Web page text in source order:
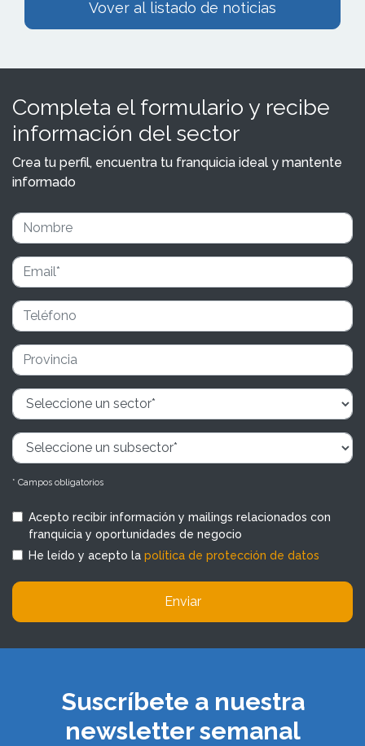
Vover al listado de noticias
Completa el formulario y recibe
información del sector
Crea tu perfil, encuentra tu franquicia ideal y mantente
informado
* Campos obligatorios
Acepto recibir información y mailings relacionados con
franquicia y oportunidades de negocio
He leído y acepto la política de protección de datos
Enviar
Suscríbete a nuestra
newsletter semanal